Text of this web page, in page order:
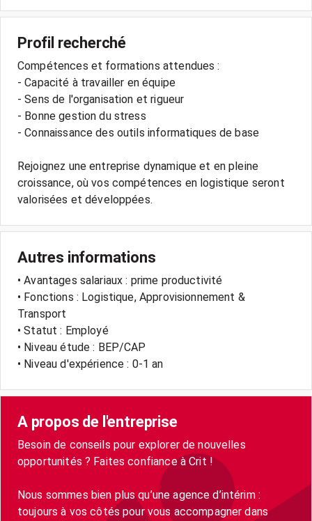
Profil recherché
Compétences et formations attendues :
- Capacité à travailler en équipe
- Sens de l'organisation et rigueur
- Bonne gestion du stress
- Connaissance des outils informatiques de base
Rejoignez une entreprise dynamique et en pleine
croissance, où vos compétences en logistique seront
Autres informations
• Avantages salariaux : prime productivité
• Fonctions : Logistique, Approvisionnement &
Transport
• Statut : Employé
• Niveau étude : BEP/CAP
• Niveau d'expérience : 0-1 an
A propos de l'entreprise
Besoin de conseils pour explorer de nouvelles
opportunités ? Faites confiance à Crit !
Nous sommes bien plus qu’une agence d’intérim :
toujours à vos côtés pour vous accompagner dans